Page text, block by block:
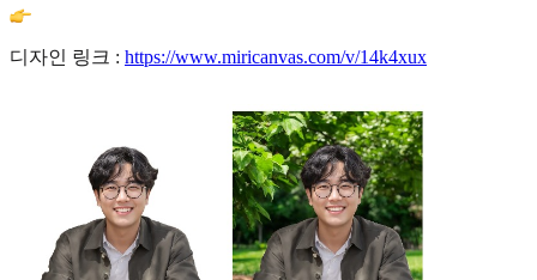
디자인 링크 : https://www.miricanvas.com/v/14k4xux